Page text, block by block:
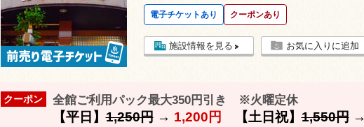
電子チケットあり クーポンあり
施設情報を見る お気に入りに追加
クーポン 全館ご利用パック最大350円引き ※火曜定休
【平日】1,250円→ 1,200円 【土日祝】1,550円→